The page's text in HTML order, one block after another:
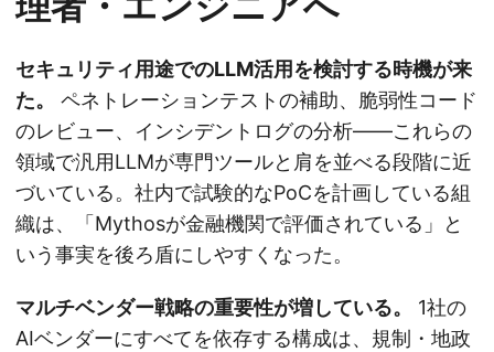
セキュリティ用途でのLLM活用を検討する時機が来
た。
ペネトレーションテストの補助、脆弱性コード
のレビュー、インシデントログの分析——これらの
領域で汎用LLMが専門ツールと肩を並べる段階に近
づいている。社内で試験的なPoCを計画している組
織は、「Mythosが金融機関で評価されている」と
いう事実を後ろ盾にしやすくなった。
マルチベンダー戦略の重要性が増している。
1社の
AIベンダーにすべてを依存する構成は、規制・地政